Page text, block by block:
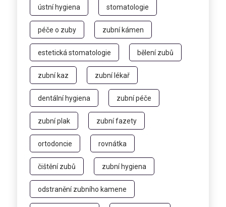
ústní hygiena stomatologie
péče o zuby zubní kámen
estetická stomatologie bělení zubů
zubní kaz zubní lékař
dentální hygiena zubní péče
zubní plak zubní fazety
ortodoncie rovnátka
čištění zubů zubní hygiena
odstranění zubního kamene